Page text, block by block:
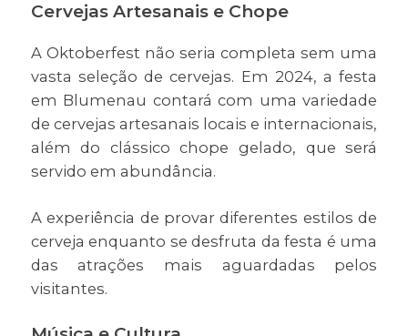
Cervejas Artesanais e Chope
A Oktoberfest não seria completa sem uma
vasta seleção de cervejas. Em 2024, a festa
em Blumenau contará com uma variedade
de cervejas artesanais locais e internacionais,
além do clássico chope gelado, que será
servido em abundância.
A experiência de provar diferentes estilos de
cerveja enquanto se desfruta da festa é uma
das atrações mais aguardadas pelos
visitantes.